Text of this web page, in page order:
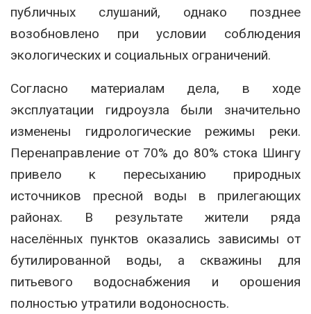
публичных слушаний, однако позднее
возобновлено при условии соблюдения
экологических и социальных ограничений.
Согласно материалам дела, в ходе
эксплуатации гидроузла были значительно
изменены гидрологические режимы реки.
Перенаправление от 70% до 80% стока Шингу
привело к пересыханию природных
источников пресной воды в прилегающих
районах. В результате жители ряда
населённых пунктов оказались зависимы от
бутилированной воды, а скважины для
питьевого водоснабжения и орошения
полностью утратили водоносность.